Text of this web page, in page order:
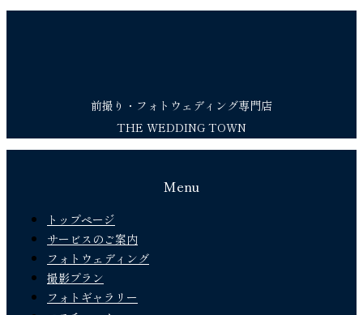
前撮り・フォトウェディング専門店
THE WEDDING TOWN
Menu
トップページ
サービスのご案内
フォトウェディング
撮影プラン
フォトギャラリー